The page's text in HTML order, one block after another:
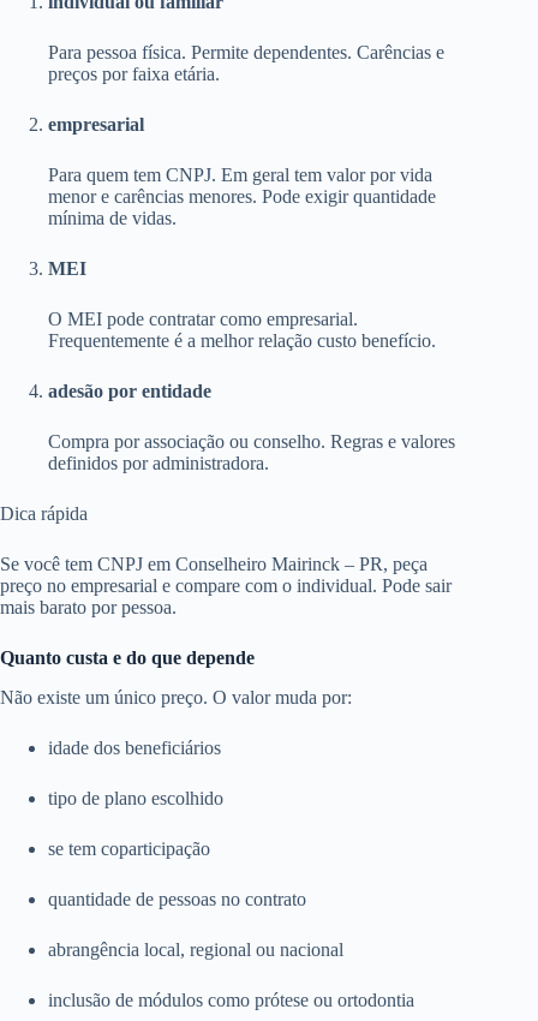
Para pessoa física. Permite dependentes. Carências e
preços por faixa etária.
empresarial
Para quem tem CNPJ. Em geral tem valor por vida
menor e carências menores. Pode exigir quantidade
mínima de vidas.
MEI
O MEI pode contratar como empresarial.
Frequentemente é a melhor relação custo benefício.
adesão por entidade
Compra por associação ou conselho. Regras e valores
definidos por administradora.
Dica rápida
Se você tem CNPJ em Conselheiro Mairinck – PR, peça
preço no empresarial e compare com o individual. Pode sair
mais barato por pessoa.
Quanto custa e do que depende
Não existe um único preço. O valor muda por:
idade dos beneficiários
tipo de plano escolhido
se tem coparticipação
quantidade de pessoas no contrato
abrangência local, regional ou nacional
inclusão de módulos como prótese ou ortodontia